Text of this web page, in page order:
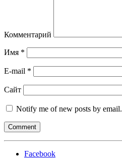
Комментарий
Имя *
E-mail *
Сайт
Notify me of new posts by email.
Facebook